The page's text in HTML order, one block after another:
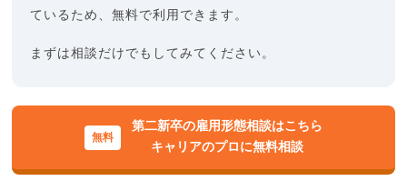
ているため、無料で利用できます。
まずは相談だけでもしてみてください。
第二新卒の雇用形態相談はこちら
キャリアのプロに無料相談